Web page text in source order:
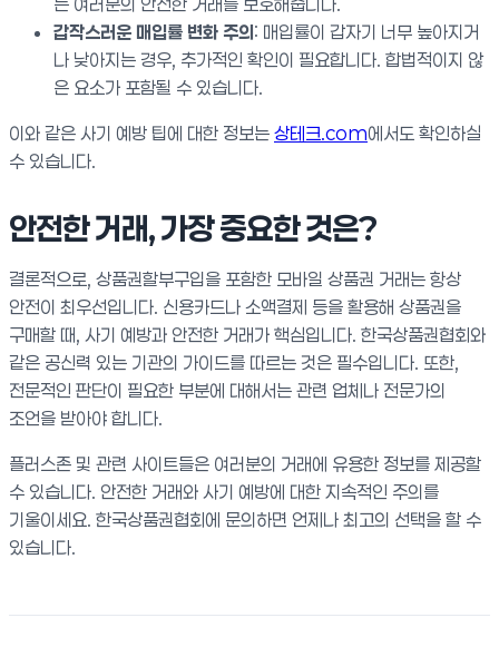
갑작스러운 매입률 변화 주의: 매입률이 갑자기 너무 높아지거
나 낮아지는 경우, 추가적인 확인이 필요합니다. 합법적이지 않
은 요소가 포함될 수 있습니다.
이와 같은 사기 예방 팁에 대한 정보는 상테크.com에서도 확인하실
수 있습니다.
안전한 거래, 가장 중요한 것은?
결론적으로, 상품권할부구입을 포함한 모바일 상품권 거래는 항상
안전이 최우선입니다. 신용카드나 소액결제 등을 활용해 상품권을
구매할 때, 사기 예방과 안전한 거래가 핵심입니다. 한국상품권협회와
같은 공신력 있는 기관의 가이드를 따르는 것은 필수입니다. 또한,
전문적인 판단이 필요한 부분에 대해서는 관련 업체나 전문가의
조언을 받아야 합니다.
플러스존 및 관련 사이트들은 여러분의 거래에 유용한 정보를 제공할
수 있습니다. 안전한 거래와 사기 예방에 대한 지속적인 주의를
기울이세요. 한국상품권협회에 문의하면 언제나 최고의 선택을 할 수
있습니다.